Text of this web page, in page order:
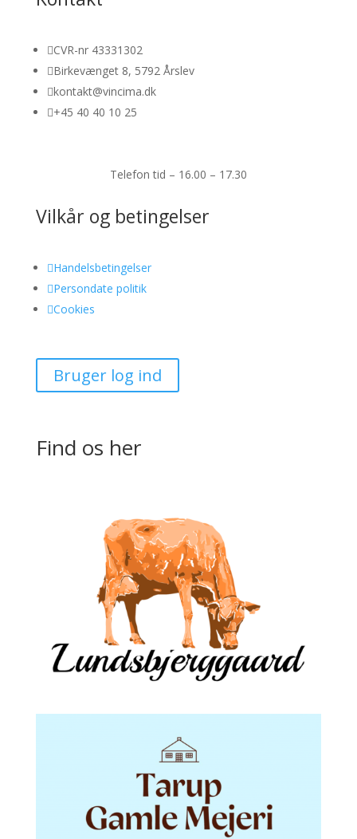
CVR-nr 43331302
Birkevænget 8, 5792 Årslev
kontakt@vincima.dk
+45 40 40 10 25
Telefon tid – 16.00 – 17.30
Vilkår og betingelser
Handelsbetingelser
Persondate politik
Cookies
Bruger log ind
Find os her